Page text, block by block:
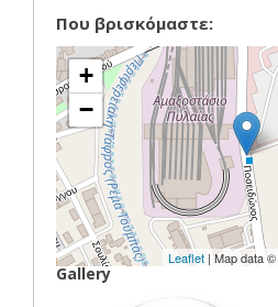
Που βρισκόμαστε:
+
−
Leaflet | Map data ©
Gallery